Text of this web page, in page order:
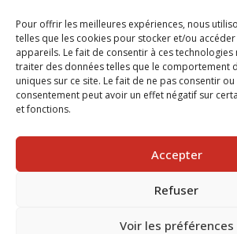
Pour offrir les meilleures expériences, nous
telles que les cookies pour stocker et/ou
appareils. Le fait de consentir à ces
traiter des données telles que le comportement
uniques sur ce site. Le fait de ne pas consentir
consentement peut avoir un effet négatif sur
et fonctions.
Accepter
Refuser
Voir les préférences
Samedi : Fermé
Dimanche : Fermé
© 2025 Nouvel R Formation - TOUS
SITE RÉALISÉ PAR :